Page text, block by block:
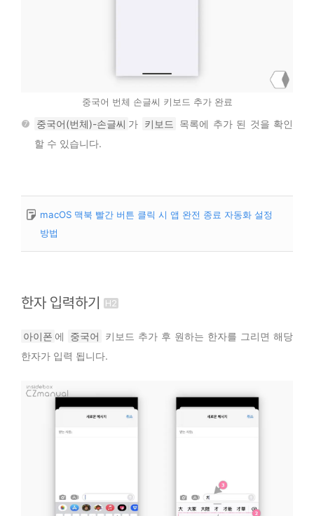
중국어 번체 손글씨 키보드 추가 완료
중국어(번체)-손글씨 가 키보드
목록에 추가 된 것을 확인
할 수 있습니다.
macOS 맥북 빨간 버튼 클릭 시 앱 완전 종료 자동화 설정
방법
한자 입력하기
아이폰 에 중국어
키보드 추가 후 원하는 한자를 그리면 해당
한자가 입력 됩니다.